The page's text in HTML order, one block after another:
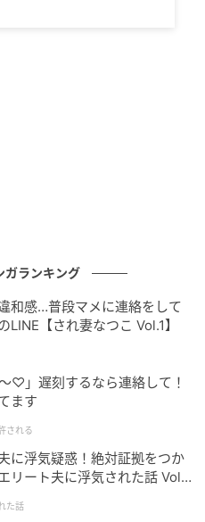
サダーとして、パリの華
智久さん。世界各国の
中でも、山下さんが放つ
はひときわ眩しく輝いて
ガランキング
和感…普段マメに連絡をして
LINE【され妻なつこ Vol.1】
♡」遅刻するなら連絡して！
ます
される
に浮気疑惑！絶対証拠をつか
リート夫に浮気された話 Vol.
た話